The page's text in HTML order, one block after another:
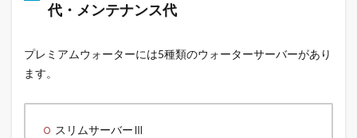
代・メンテナンス代
プレミアムウォーターには5種類のウォーターサーバーがあり
ます。
スリムサーバーⅢ